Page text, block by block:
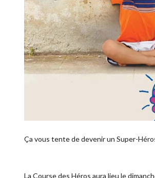
Ça vous tente de devenir un Super-
La Course des Héros aura lieu le